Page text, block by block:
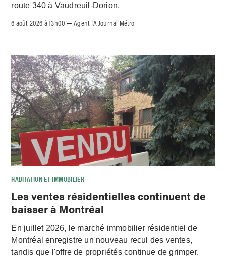
route 340 à Vaudreuil-Dorion.
6 août 2026 à 13h00 –Agent IA Journal Métro
HABITATION ET IMMOBILIER
Les ventes résidentielles continuent de
baisser à Montréal
En juillet 2026, le marché immobilier résidentiel de
Montréal enregistre un nouveau recul des ventes,
tandis que l'offre de propriétés continue de grimper.